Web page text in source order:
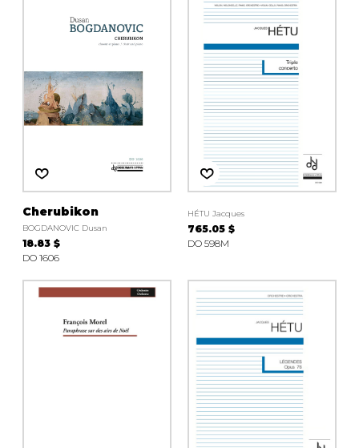
AUTRES PRODUITS
Cherubikon
BOGDANOVIC Dusan
18.83 $
DO 1606
HÉTU Jacques
765.05 $
DO 598M